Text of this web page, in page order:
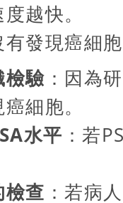
越快。
發現癌細
檢驗 ：因為
細胞。
水平 ：若
查 ：若病